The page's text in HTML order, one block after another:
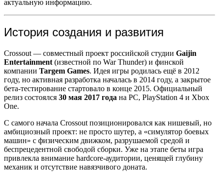
актуальную информацию.
История создания и развития
Crossout — совместный проект российской студии Gaijin
Entertainment (известной по War Thunder) и финской
компании Targem Games. Идея игры родилась ещё в 2012
году, но активная разработка началась в 2014 году, а закрытое
бета-тестирование стартовало в конце 2015. Официальный
релиз состоялся 30 мая 2017 года на PC, PlayStation 4 и Xbox
One.
С самого начала Crossout позиционировался как нишевый, но
амбициозный проект: не просто шутер, а «симулятор боевых
машин» с физическим движком, разрушаемой средой и
беспрецедентной свободой сборки. Уже на этапе беты игра
привлекла внимание hardcore-аудитории, ценящей глубину
механик и отсутствие навязчивого доната.